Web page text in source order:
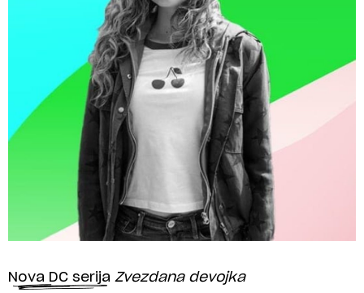
Nova DC serija Zvezdana devojka